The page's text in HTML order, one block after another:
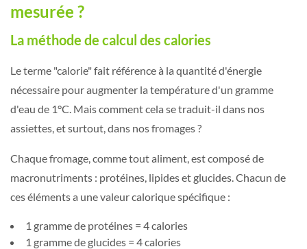
mesurée ?
La méthode de calcul des calories
Le terme "calorie" fait référence à la quantité d'énergie
nécessaire pour augmenter la température d'un gramme
d'eau de 1°C. Mais comment cela se traduit-il dans nos
assiettes, et surtout, dans nos fromages ?
Chaque fromage, comme tout aliment, est composé de
macronutriments : protéines, lipides et glucides. Chacun de
ces éléments a une valeur calorique spécifique :
1 gramme de protéines = 4 calories
1 gramme de glucides = 4 calories